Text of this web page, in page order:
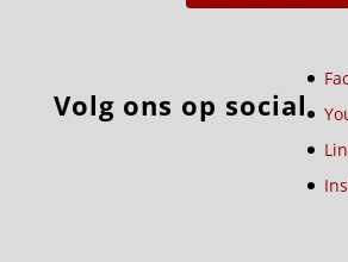
Volg ons op social